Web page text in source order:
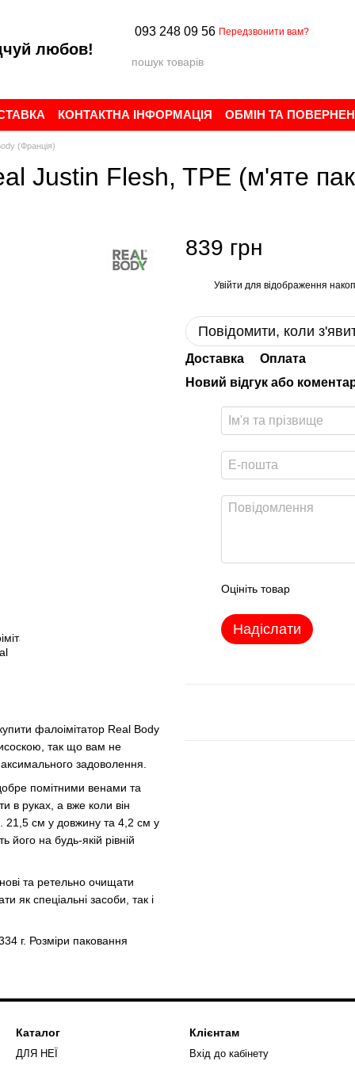
любов!
093 248 09 56 Передзвонити вам?
КОНТАКТНА ІНФОРМАЦІЯ
ОБМІН ТА
БРЕНДИ ВІДГУКИ ПРО МАГАЗИН
(Франція)
Justin Flesh, TPE (м'яте
фалоімітатор Real Body
так що вам не
задоволення.
помітними венами та
в руках, а вже коли він
21,5 см у довжину та 4,2 см у
його на будь-якій рівній
та ретельно очищати
як спеціальні засоби, так і
г. Розміри паковання
839 грн
Увійти для відображення
Повідомити, коли
Доставка
Оплата
Новий відгук або
Оцініть товар
Надіслати
Каталог
ДЛЯ НЕЇ
Клієнтам
Вхід до кабінету